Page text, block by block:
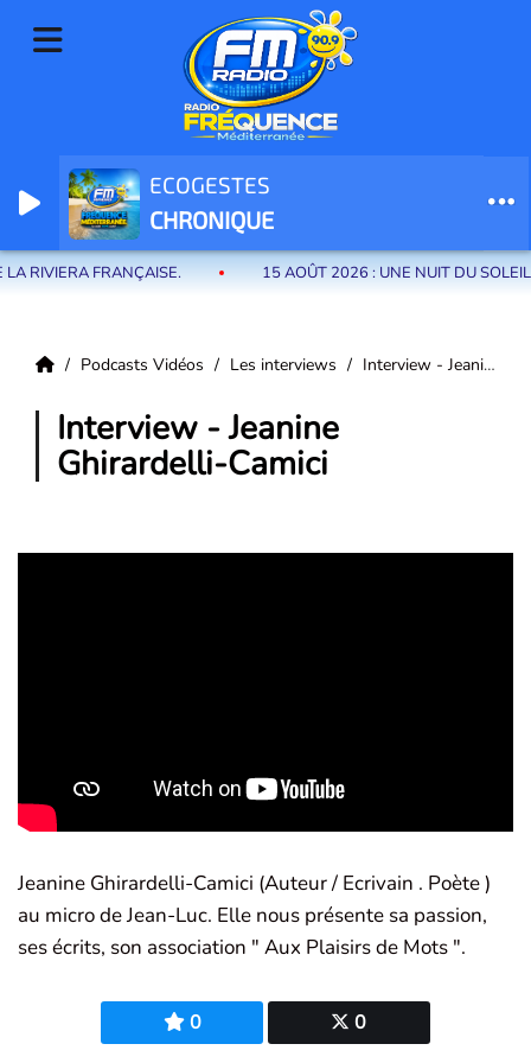
Radio Fréquence Méditerranée la radio de menton et des communes de
la riviera française
ECOGESTES
CHRONIQUE
RIVIERA FRANÇAISE. 15 AOÛT 2026 : UNE NUIT DU SOLEIL
Podcasts Vidéos Les interviews Interview - Jeanine Ghirardelli-Camici
Interview - Jeanine
Ghirardelli-Camici
0 0
Jeanine Ghirardelli-Camici (Auteur / Ecrivain . Poète )
au micro de Jean-Luc. Elle nous présente sa passion,
ses écrits, son association " Aux Plaisirs de Mots ".